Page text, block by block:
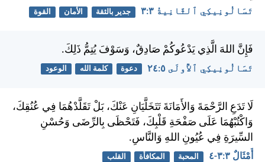
تَسَالُونِيكِي ٱلثَّانِيةُ ٣:‏٣ جدير بالثقة الأمان القوة
فَإِنَّ اللهَ الَّذِي يَدْعُوكُمْ صَادِقٌ، وَسَوْفَ يُتِمُّ ذَلِكَ.
تَسَالُونِيكِي ٱلأُولَى ٥:‏٢٤ دعوة كلمة الله الوعود
لَا تَدَعِ الرَّحْمَةَ وَالأَمَانَةَ تَتَخَلَّيَانِ عَنْكَ، بَلْ تَقَلَّدْهُمَا فِي عُنُقِكَ،
وَاكْتُبْهُمَا عَلَى صَفْحَةِ قَلْبِكَ، فَتَحْظَى بِالرِّضَى وَحُسْنِ
السِّيرَةِ فِي عُيُونِ اللهِ وَالنَّاسِ.
أَمْثَالٌ ٣:‏٣-‏٤ المحبة المكافأة القلب